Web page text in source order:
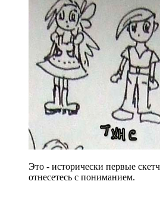
Это - исторически первые
отнесетесь с пониманием.